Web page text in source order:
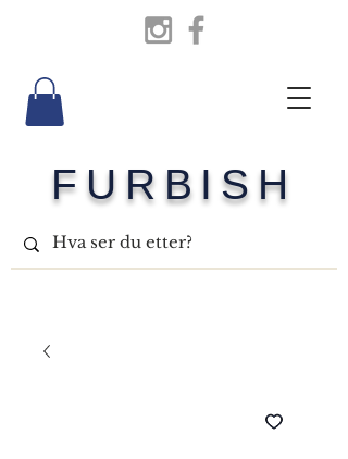
FURBISH